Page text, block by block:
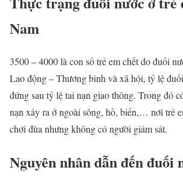
Nam
3500 – 4000 là con số trẻ em chết do đuối
Lao động – Thương binh và xã hội, tỷ lệ
đứng sau tỷ lệ tai nạn giao thông. Trong đó
nạn xảy ra ở ngoài sông, hồ, biển,… nơi trẻ
chơi đùa nhưng không có người giám sát.
Nguyên nhân dẫn đến đuối